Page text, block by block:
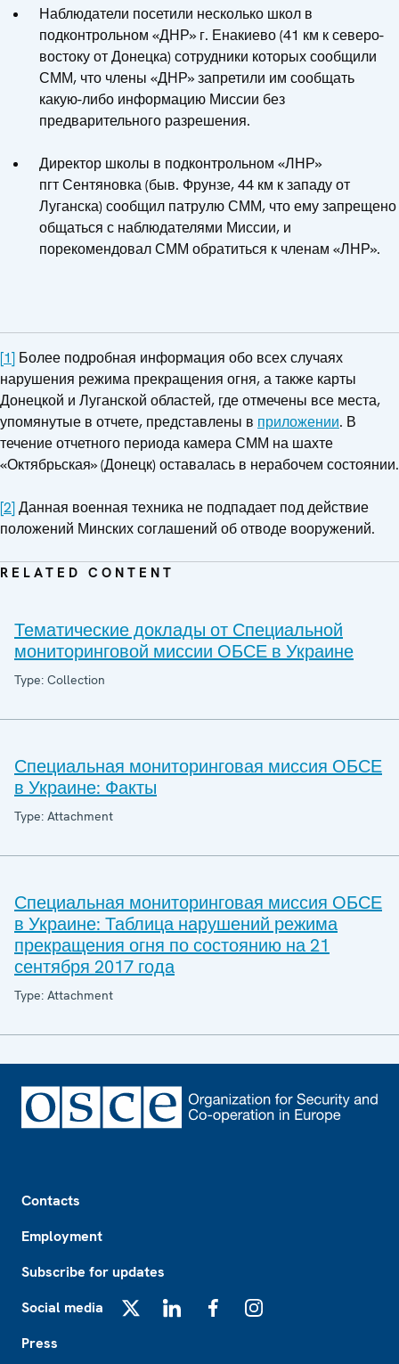
Наблюдатели посетили несколько школ в
подконтрольном «ДНР» г. Енакиево (41 км к северо-
востоку от Донецка) сотрудники которых сообщили
СММ, что члены «ДНР» запретили им сообщать
какую-либо информацию Миссии без
предварительного разрешения.
Директор школы в подконтрольном «ЛНР»
пгт Сентяновка (быв. Фрунзе, 44 км к западу от
Луганска) сообщил патрулю СММ, что ему запрещено
общаться с наблюдателями Миссии, и
порекомендовал СММ обратиться к членам «ЛНР».
[1] Более подробная информация обо всех случаях
нарушения режима прекращения огня, а также карты
Донецкой и Луганской областей, где отмечены все места,
упомянутые в отчете, представлены в приложении. В
течение отчетного периода камера СММ на шахте
«Октябрьская» (Донецк) оставалась в нерабочем состоянии.
[2]Данная военная техника не подпадает под действие
положений Минских соглашений об отводе вооружений.
RELATED CONTENT
Тематические доклады от Специальной
мониторинговой миссии ОБСЕ в Украине
Type: Collection
Специальная мониторинговая миссия ОБСЕ
в Украине: Факты
Type: Attachment
Специальная мониторинговая миссия ОБСЕ
в Украине: Таблица нарушений режима
прекращения огня по состоянию на 21
сентября 2017 года
Type: Attachment
Contacts
Employment
Subscribe for updates
Social media
Press